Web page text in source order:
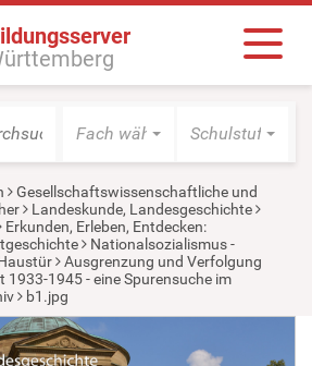
Fach wählen Schulstufe
Gesellschaftswissenschaftliche und
Landeskunde, Landesgeschichte
Erkunden, Erleben, Entdecken:
Nationalsozialismus -
Ausgrenzung und Verfolgung
1933-1945 - eine Spurensuche im
b1.jpg